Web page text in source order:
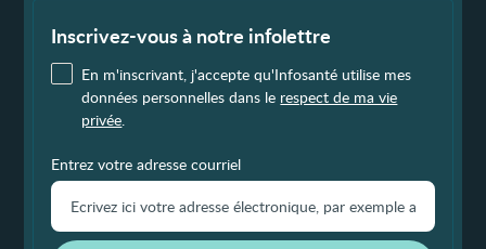
Inscrivez-vous à notre infolettre
En m'inscrivant, j'accepte qu'Infosanté utilise mes
données personnelles dans le respect de ma vie
privée.
Entrez votre adresse courriel